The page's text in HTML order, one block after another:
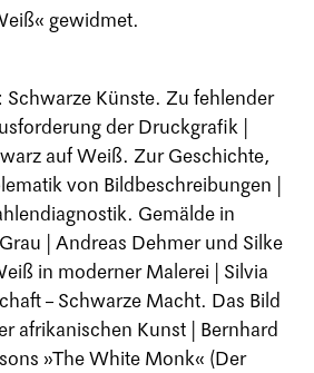
gewidmet.
Schwarze Künste. Zu fehlender
der Druckgrafik |
auf Weiß. Zur Geschichte,
von Bildbeschreibungen |
Gemälde in
| Andreas Dehmer und Silke
in moderner Malerei | Silvia
– Schwarze Macht. Das Bild
afrikanischen Kunst | Bernhard
»The White Monk« (Der